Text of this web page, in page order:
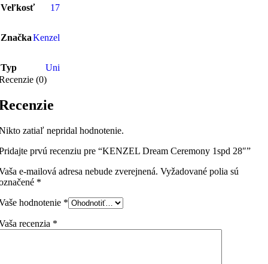
Veľkosť 17
ZnačkaKenzel
Typ
Uni
(0)
zatiaľ nepridal hodnotenie.
prvú recenziu pre “KENZEL Dream Ceremony 1spd 28″”
e-mailová adresa nebude zverejnená. Vyžadované polia sú
*
hodnotenie *
recenzia *